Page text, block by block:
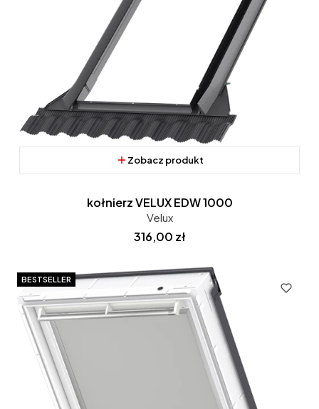
Zobacz produkt
kołnierz VELUX EDW 1000
Velux
Cena
316,00 zł
BESTSELLER